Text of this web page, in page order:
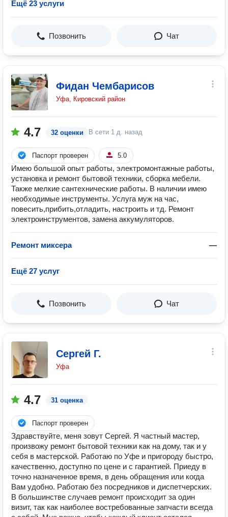
Ещё 23 услуги
Позвонить Чат
Фидан Чембарисов
Уфа, Кировский район
4.7 32 оценки В сети 1 д. назад
Паспорт проверен 5.0
Имею большой опыт работы, электромонтажные работы,
установка и ремонт бытовой техники, сборка мебели.
Также мелкие сантехнические работы. В наличии имею
необходимые инструменты. Услуга муж на час,
повесить,прибить,отладить, настроить и тд. Ремонт
электроинструментов, замена аккумуляторов.
Ремонт миксера —
Ещё 27 услуг
Позвонить Чат
Сергей Г.
Уфа
4.7 31 оценка
Паспорт проверен
Здравствуйте, меня зовут Сергей. Я частный мастер,
произвожу ремонт бытовой техники как на дому, так и у
себя в мастерской. Работаю по Уфе и пригороду быстро,
качественно, доступно по цене и с гарантией. Приеду в
точно назначенное время, в день обращения или когда
Вам удобно. Работаю без посредников и диспетчерских.
В большинстве случаев ремонт происходит за один
визит, так как наиболее востребованные запчасти всегда